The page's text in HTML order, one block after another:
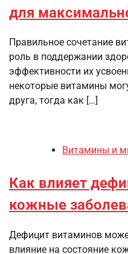
для
Правильное сочетание
роль в поддержании
эффективности их
некоторые витамины
друга, тогда как […]
Витамины и
Как влияет
кожные
Дефицит витаминов
влияние на состояние